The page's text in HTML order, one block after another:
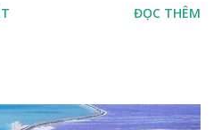
đặc trưng là cái đuôi dài
ĐỌC THÊM